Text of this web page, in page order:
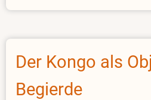
Protest
Paradies
Der Kongo als
Begierde